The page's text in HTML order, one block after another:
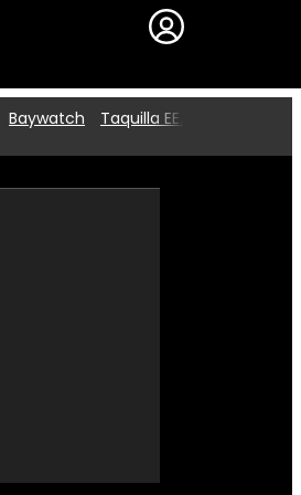
Baywatch Taquilla EE.UU.